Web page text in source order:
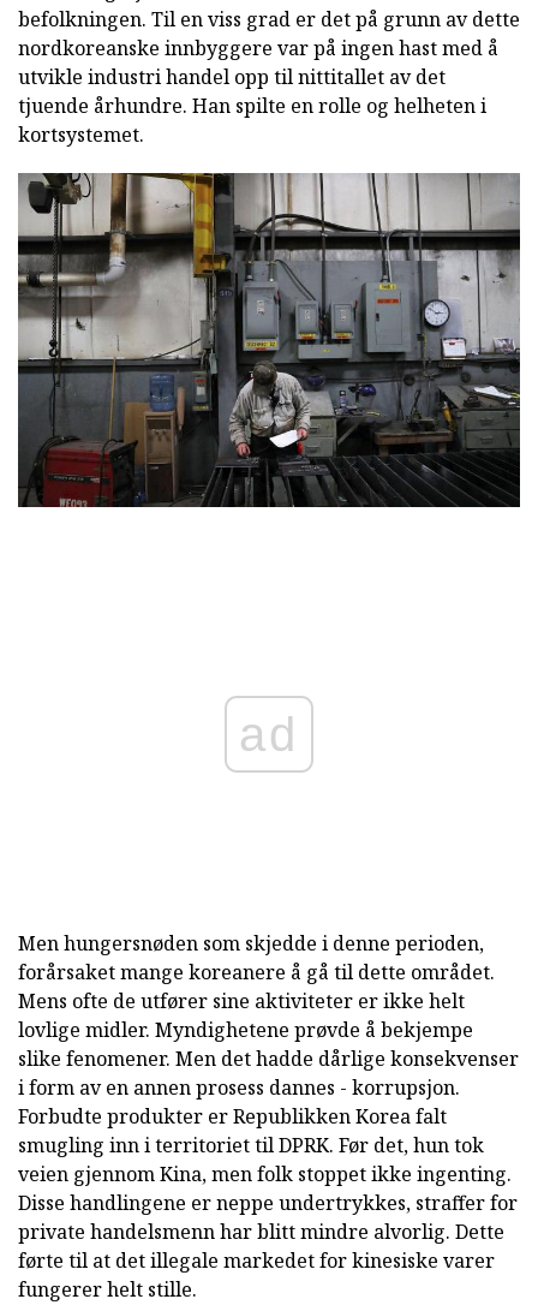
befolkningen. Til en viss grad er det på grunn av dette
nordkoreanske innbyggere var på ingen hast med å
utvikle industri handel opp til nittitallet av det
tjuende århundre. Han spilte en rolle og helheten i
kortsystemet.
ad
Men hungersnøden som skjedde i denne perioden,
forårsaket mange koreanere å gå til dette området.
Mens ofte de utfører sine aktiviteter er ikke helt
lovlige midler. Myndighetene prøvde å bekjempe
slike fenomener. Men det hadde dårlige konsekvenser
i form av en annen prosess dannes - korrupsjon.
Forbudte produkter er Republikken Korea falt
smugling inn i territoriet til DPRK. Før det, hun tok
veien gjennom Kina, men folk stoppet ikke ingenting.
Disse handlingene er neppe undertrykkes, straffer for
private handelsmenn har blitt mindre alvorlig. Dette
førte til at det illegale markedet for kinesiske varer
fungerer helt stille.